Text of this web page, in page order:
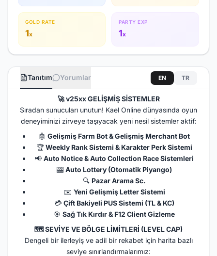
GOLD RATE
1x
PARTY EXP
1x
Tanıtım Yorumlar EN TR
🚀v25xx GELİŞMİŞ SİSTEMLER
Sıradan sunucuları unutun! Kael Online dünyasında oyun
deneyiminizi zirveye taşıyacak yeni nesil sistemler aktif:
🤖 Gelişmiş Farm Bot & Gelişmiş Merchant Bot
🏆 Weekly Rank Sistemi & Karakter Perk Sistemi
📢 Auto Notice & Auto Collection Race Sistemleri
🎰 Auto Lottery (Otomatik Piyango)
🔍 Pazar Arama Sc.
✉️ Yeni Gelişmiş Letter Sistemi
💳 Çift Bakiyeli PUS Sistemi (TL & KC)
🎯 Sağ Tık Kırdır & F12 Client Gizleme
🗺️SEVİYE VE BÖLGE LİMİTLERİ (LEVEL CAP)
Dengeli bir ilerleyiş ve adil bir rekabet için harita bazlı
seviye sınırlandırmalarımız: